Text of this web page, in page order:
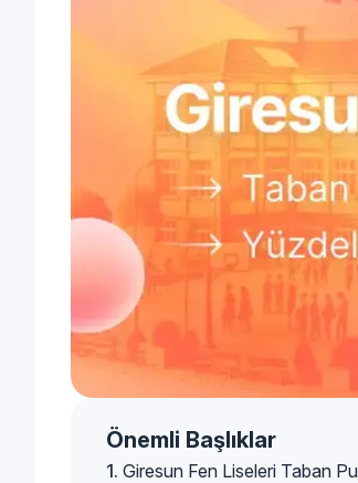
Önemli Başlıklar
Giresun Fen Liseleri Taban